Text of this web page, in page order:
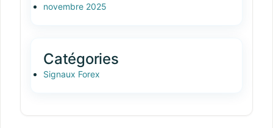
novembre 2025
Catégories
Signaux Forex